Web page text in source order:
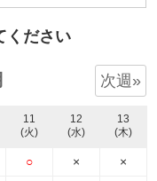
空間デザイン事例
6つの強み
会社概要
ください
次週»
11
(火)
○
12
(水)
×
13
(木)
×